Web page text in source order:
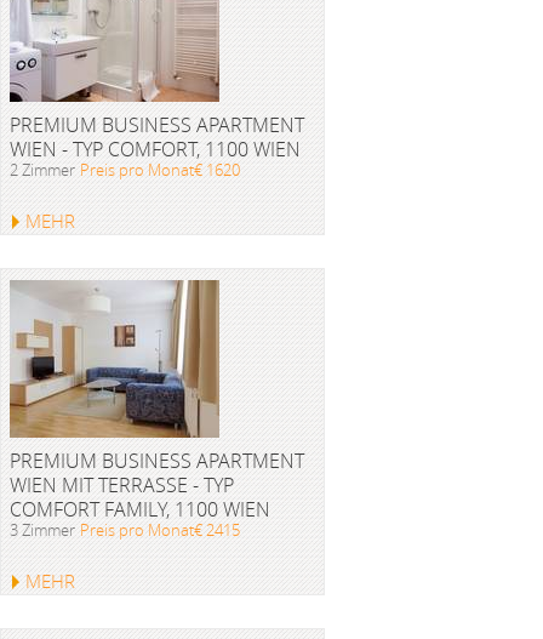
PREMIUM BUSINESS APARTMENT
WIEN - TYP COMFORT, 1100 WIEN
2 Zimmer Preis pro Monat€ 1620
MEHR
PREMIUM BUSINESS APARTMENT
WIEN MIT TERRASSE - TYP
COMFORT FAMILY, 1100 WIEN
3 Zimmer Preis pro Monat€ 2415
MEHR